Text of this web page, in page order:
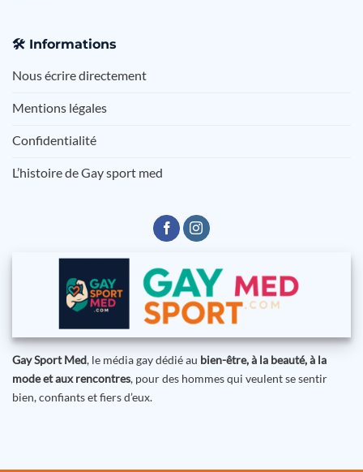
🛠️ Informations
Nous écrire directement
Mentions légales
Confidentialité
L’histoire de Gay sport med
Gay Sport Med, le média gay dédié au bien-être, à la beauté, à la
mode et aux rencontres, pour des hommes qui veulent se sentir
bien, confiants et fiers d’eux.